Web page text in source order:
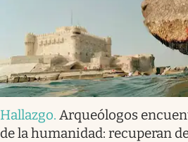
Hallazgo. Arqueólogos
de la humanidad: recuperan